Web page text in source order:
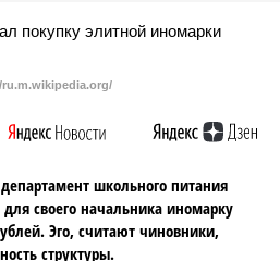
школьного питания
своего начальника иномарку
Эго, считают чиновники,
структуры.